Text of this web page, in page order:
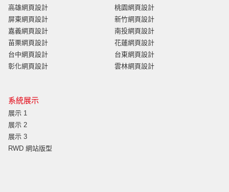
高雄網頁設計
屏東網頁設計
嘉義網頁設計
苗栗網頁設計
台中網頁設計
彰化網頁設計
桃園網頁設計
新竹網頁設計
南投網頁設計
花蓮網頁設計
台東網頁設計
雲林網頁設計
系統展示
展示 1
展示 2
展示 3
RWD 網站版型